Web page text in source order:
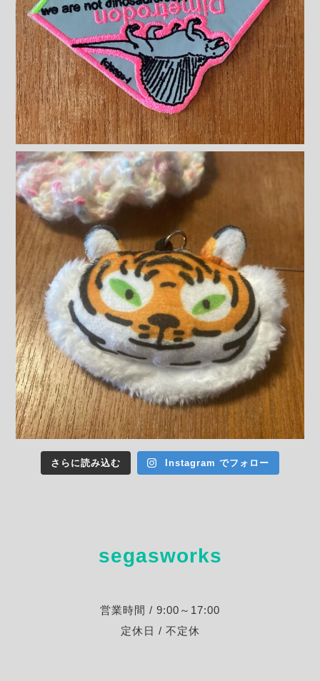
segasworks
営業時間 / 9:00～17:00
定休日 / 不定休
さらに読み込む Instagram でフォロー